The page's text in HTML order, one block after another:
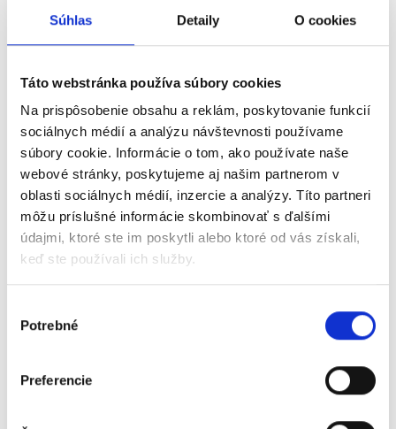
Súhlas Detaily O cookies
Táto webstránka používa súbory cookies
Na prispôsobenie obsahu a reklám, poskytovanie funkcií
sociálnych médií a analýzu návštevnosti používame
súbory cookie. Informácie o tom, ako používate naše
webové stránky, poskytujeme aj našim partnerom v
oblasti sociálnych médií, inzercie a analýzy. Títo partneri
môžu príslušné informácie skombinovať s ďalšími
údajmi, ktoré ste im poskytli alebo ktoré od vás získali,
keď ste používali ich služby.
súhlasu
Potrebné
Preferencie
ušetria množstvo času.
Na webinári sa dozviete:
✔️ Nové integrácie - Helios, Humanet a MS Business Central
✔️ Dashboard
✔️ Projektový manažér
✔️ Chat k dokladom
✔️ a ďalšie...